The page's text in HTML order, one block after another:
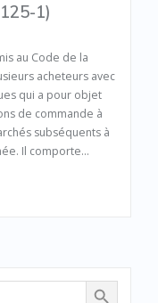
1)
au Code de la
acheteurs avec
qui a pour objet
de commande à
subséquents à
Il comporte…
Search Button